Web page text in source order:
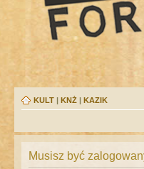
KULT | KNŻ | KAZIK
Musisz być